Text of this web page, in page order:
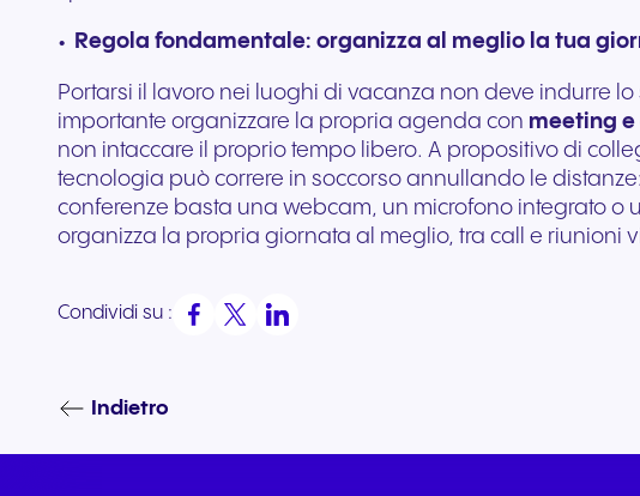
Regola fondamentale: organizza al meglio la tua
Portarsi il lavoro nei luoghi di vacanza non deve indurre
importante organizzare la propria agenda con meeting
non intaccare il proprio tempo libero. A propositivo di
tecnologia può correre in soccorso annullando le
conferenze basta una webcam, un microfono integrato o
organizza la propria giornata al meglio, tra call e riunioni
Condividi su :
Indietro